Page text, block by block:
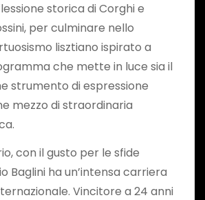
storica di Corghi e
per culminare nello
lisztiano ispirato a
che mette in luce sia il
strumento di espressione
mezzo di straordinaria
con il gusto per le sfide
Baglini ha un’intensa carriera
Vincitore a 24 anni